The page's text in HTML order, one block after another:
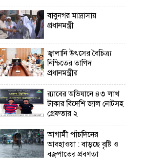
বাবুনগর মাদ্রাসায়
প্রধানমন্ত্রী
জ্বালানি উৎসের বৈচিত্র্য
নিশ্চিতের তাগিদ
প্রধানমন্ত্রীর
র‌্যাবের অভিযানে ৪৩ লাখ
টাকার বিদেশি জাল নোটসহ
গ্রেফতার ২
আগামী পাঁচদিনের
আবহাওয়া : বাড়ছে বৃষ্টি ও
বজ্রপাতের প্রবণতা